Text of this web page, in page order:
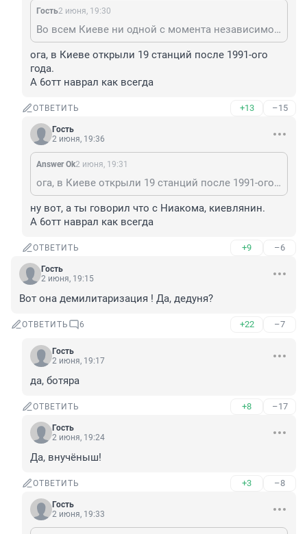
Гость2 июня, 19:30
Во всем Киеве ни одной с момента независимости
ога, в Киеве открыли 19 станций после 1991-ого
года.
А 6отт наврал как всегда
ОТВЕТИТЬ +13 –15
Гость
2 июня, 19:36
Answer Ok2 июня, 19:31
ога, в Киеве открыли 19 станций после 1991-ого года. А 6отт наврал как всегда
ну вот, а ты говорил что с Ниакома, киевлянин.
А 6отт наврал как всегда
ОТВЕТИТЬ +9 –6
Гость
2 июня, 19:15
Вот она демилитаризация ! Да, дедуня?
ОТВЕТИТЬ 6 +22 –7
Гость
2 июня, 19:17
да, ботяра
ОТВЕТИТЬ +8 –17
Гость
2 июня, 19:24
Да, внучёныш!
ОТВЕТИТЬ +3 –8
Гость
2 июня, 19:33